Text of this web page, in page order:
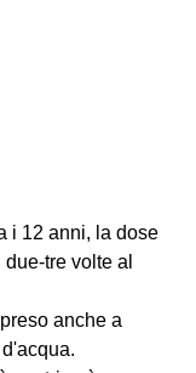
i 12 anni, la dose
tre volte al
anche a